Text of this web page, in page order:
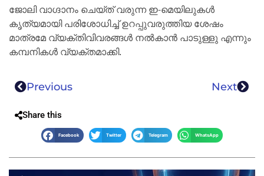
ജോലി വാഗ്ദാനം ചെയ്ത് വരുന്ന ഇ-മെയിലുകൾ
കൃത്യമായി പരിശോധിച്ച് ഉറപ്പുവരുത്തിയ ശേഷം
മാത്രമേ വ്യക്തിവിവരങ്ങൾ നൽകാൻ പാടുള്ളു എന്നും
കമ്പനികൾ വ്യക്തമാക്കി.
Previous Next
Share this
Facebook Twitter Telegram WhatsApp